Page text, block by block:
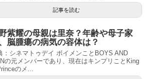
記事を読む
紫耀の母親は里奈？年齢や母子家
脳腫瘍の病気の容体は？
：シネマトゥデイ ボイメンことBOYS AND
の元メンバーであり、現在はキンプリことKing
のメ...